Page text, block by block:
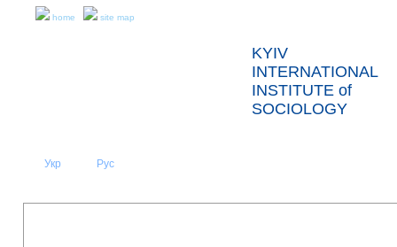
home site map
KYIV
INTERNATIONAL
INSTITUTE of
SOCIOLOGY
Укр Рус